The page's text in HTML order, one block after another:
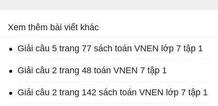
Xem thêm bài viết khác
Giải câu 5 trang 77 sách toán VNEN lớp 7 tập 1
Giải câu 2 trang 48 toán VNEN 7 tập 1
Giải câu 2 trang 142 sách toán VNEN lớp 7 tập 1